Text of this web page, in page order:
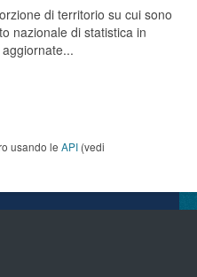
di territorio su cui sono
nazionale di statistica in
usando le API (vedi